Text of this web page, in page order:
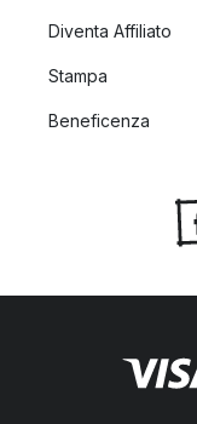
Diventa Affiliato
Stampa
Beneficenza